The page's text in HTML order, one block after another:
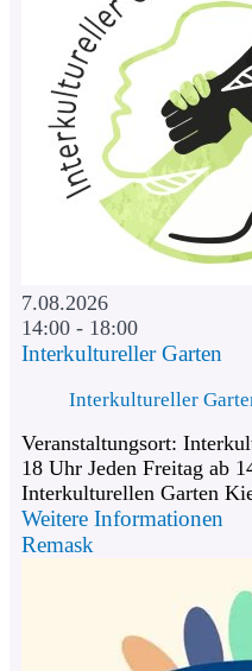
7.08.2026
14:00 - 18:00
Interkultureller Garten
Interkultureller
Veranstaltungsort:
18 Uhr Jeden Freitag ab
Interkulturellen Garten
Weitere Informationen
Remask